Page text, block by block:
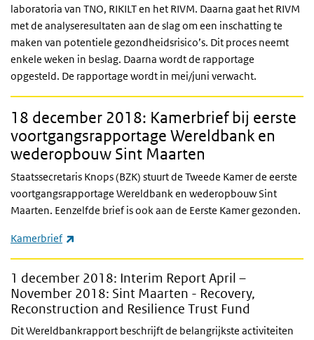
laboratoria van TNO, RIKILT en het RIVM. Daarna gaat het RIVM
met de analyseresultaten aan de slag om een inschatting te
maken van potentiele gezondheidsrisico’s. Dit proces neemt
enkele weken in beslag. Daarna wordt de rapportage
opgesteld. De rapportage wordt in mei/juni verwacht.
18 december 2018: Kamerbrief bij eerste
voortgangsrapportage Wereldbank en
wederopbouw Sint Maarten
Staatssecretaris Knops (BZK) stuurt de Tweede Kamer de eerste
voortgangsrapportage Wereldbank en wederopbouw Sint
Maarten. Eenzelfde brief is ook aan de Eerste Kamer gezonden.
Kamerbrief
1 december 2018: Interim Report April –
November 2018: Sint Maarten - Recovery,
Reconstruction and Resilience Trust Fund
Dit Wereldbankrapport beschrijft de belangrijkste activiteiten